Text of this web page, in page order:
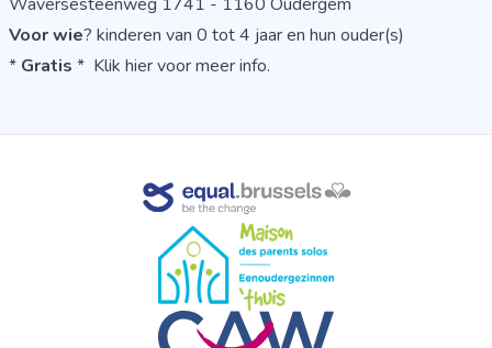
Voor wie? kinderen van 0 tot 4 jaar en hun ouder(s)
* Gratis * Klik hier voor meer info.